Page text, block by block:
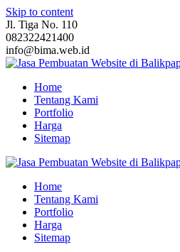
Skip to content
Jl. Tiga No. 110
082322421400
info@bima.web.id
Home
Tentang Kami
Portfolio
Harga
Sitemap
Home
Tentang Kami
Portfolio
Harga
Sitemap